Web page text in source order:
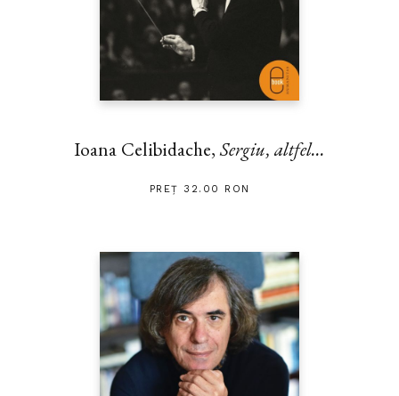
Ioana Celibidache,Sergiu, altfel...
PREȚ 32.00 RON